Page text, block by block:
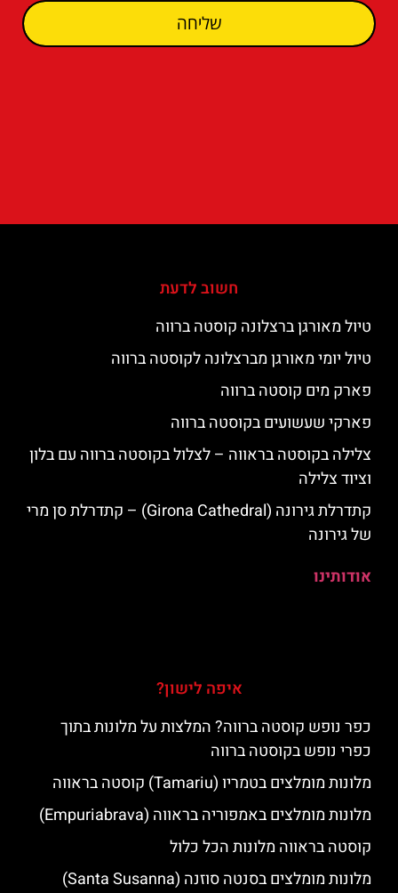
שליחה
חשוב לדעת
טיול מאורגן ברצלונה קוסטה ברווה
טיול יומי מאורגן מברצלונה לקוסטה ברווה
פארק מים קוסטה ברווה
פארקי שעשועים בקוסטה ברווה
צלילה בקוסטה בראווה – לצלול בקוסטה ברווה עם בלון
וציוד צלילה
קתדרלת גירונה (Girona Cathedral) – קתדרלת סן מרי
של גירונה
אודותינו
איפה לישון?
כפר נופש קוסטה ברווה? המלצות על מלונות בתוך
כפרי נופש בקוסטה ברווה
מלונות מומלצים בטמריו (Tamariu) קוסטה בראווה
מלונות מומלצים באמפוריה בראווה (Empuriabrava)
קוסטה בראווה מלונות הכל כלול
מלונות מומלצים בסנטה סוזנה (Santa Susanna)